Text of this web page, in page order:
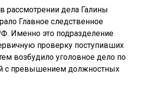
рассмотрении дела Галины
Главное следственное
Именно это подразделение
проверку поступивших
возбудило уголовное дело по
с превышением должностных